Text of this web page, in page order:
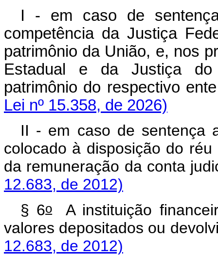
I - em caso de
competência da Justiça
patrimônio da União, e, nos
Estadual e da Justiça do
patrimônio do respectivo
Lei nº 15.358, de 2026)
II - em caso de sentença
colocado à disposição do
da remuneração da
12.683, de 2012)
§ 6oA instituição
valores depositados
12.683, de 2012)